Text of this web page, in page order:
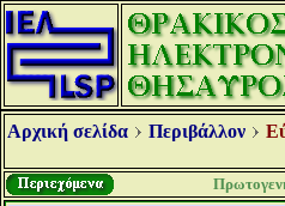
Αρχική σελίδα Περιβάλλον